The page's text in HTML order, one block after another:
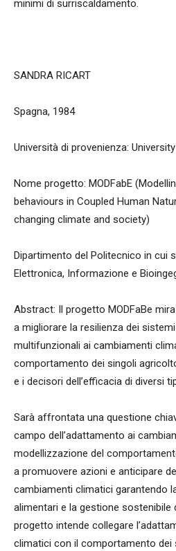
minimi di surriscaldamento.
SANDRA RICART
Spagna, 1984
Università di provenienza:
Nome progetto: MODFabE
behaviours in Coupled Human
changing climate and society)
Dipartimento del Politecnico in cui
Elettronica, Informazione e
Abstract: Il progetto MODFaBe
a migliorare la resilienza dei sistemi
multifunzionali ai cambiamenti
comportamento dei singoli
e i decisori dell’efficacia di diversi
Sarà affrontata una questione
campo dell’adattamento ai
modellizzazione del
a promuovere azioni e anticipare
cambiamenti climatici garantendo
alimentari e la gestione sostenibile
progetto intende collegare
climatici con il comportamento dei